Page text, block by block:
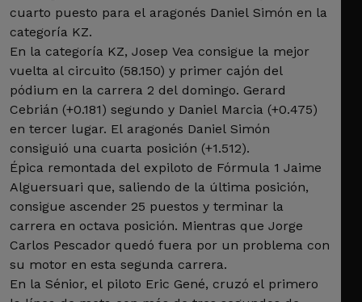
cuarto puesto para el aragonés Daniel Simón en la
categoría KZ.
En la categoría KZ, Josep Vea consigue la mejor
vuelta al circuito (58.150) y primer cajón del
pódium en la carrera 2 del domingo. Gerard
Cebrián (+0.181) segundo y Daniel Marcia (+0.475)
en tercer lugar. El aragonés Daniel Simón
consiguió una cuarta posición (+1.512).
Épica remontada del expiloto de Fórmula 1 Jaime
Alguersuari que, saliendo de la última posición,
consigue ascender 25 puestos y terminar la
carrera en octava posición. Mientras que Jorge
Carlos Pescador quedó fuera por un problema con
su motor en esta segunda carrera.
En la Sénior, el piloto Eric Gené, cruzó el primero